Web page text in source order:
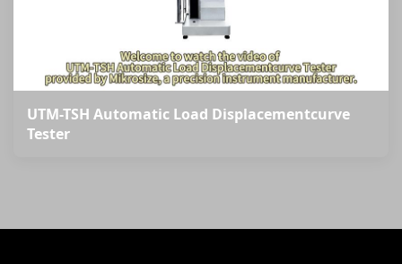
UTM-TSH Automatic Load Displacementcurve
Tester